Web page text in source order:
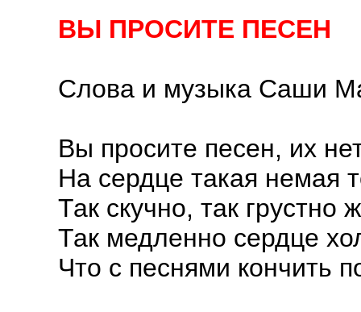
ВЫ ПРОСИТЕ ПЕСЕН
Слова и музыка Саши
Вы просите песен, их
На сердце такая немая
Так скучно, так грустно
Так медленно сердце
Что с песнями кончить